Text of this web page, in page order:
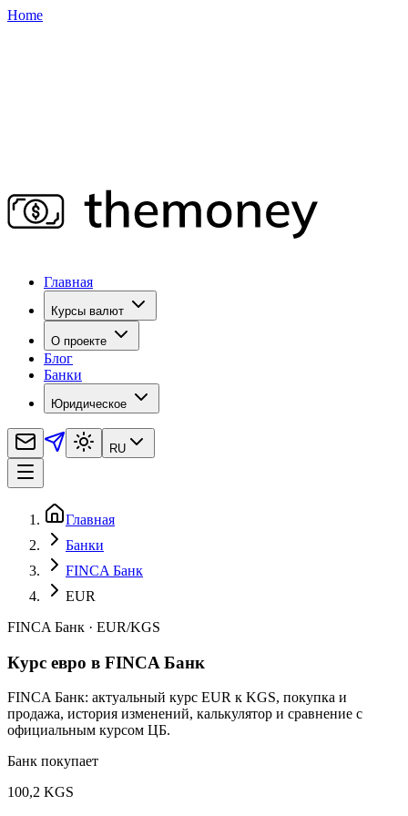
Home
Главная
Курсы валют
О проекте
Блог
Банки
Юридическое
RU
Главная
Банки
FINCA Банк
EUR
FINCA Банк · EUR/KGS
Курс евро в FINCA Банк
FINCA Банк: актуальный курс EUR к KGS, покупка и
продажа, история изменений, калькулятор и сравнение с
официальным курсом ЦБ.
Банк покупает
100,2 KGS